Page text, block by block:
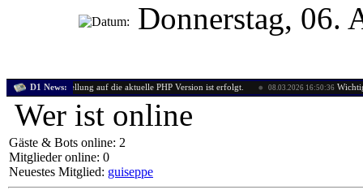
Donnerstag, 06.
D1 News:
Die Umstellung auf die aktuelle PHP Version ist erfolgt. 08.03.2026 16:50:36 Wichtige
Wer ist online
Gäste & Bots online: 2
Mitglieder online: 0
Neuestes Mitglied: guiseppe